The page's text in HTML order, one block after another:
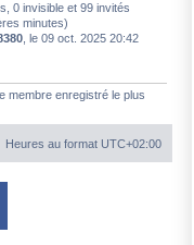
0 invisible et 99 invités
minutes)
, le 09 oct. 2025 20:42
membre enregistré le plus
Heures au format UTC+02:00